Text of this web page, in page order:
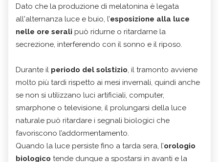
Dato che la produzione di melatonina è legata
all'alternanza luce e buio, l’esposizione alla luce
nelle ore serali può ridurne o ritardarne la
secrezione, interferendo con il sonno e il riposo.
Durante il periodo del solstizio, il tramonto avviene
molto più tardi rispetto ai mesi invernali, quindi anche
se non si utilizzano luci artificiali, computer,
smarphone o televisione, il prolungarsi della luce
naturale può ritardare i segnali biologici che
favoriscono l’addormentamento.
Quando la luce persiste fino a tarda sera, l’orologio
biologico tende dunque a spostarsi in avanti e la